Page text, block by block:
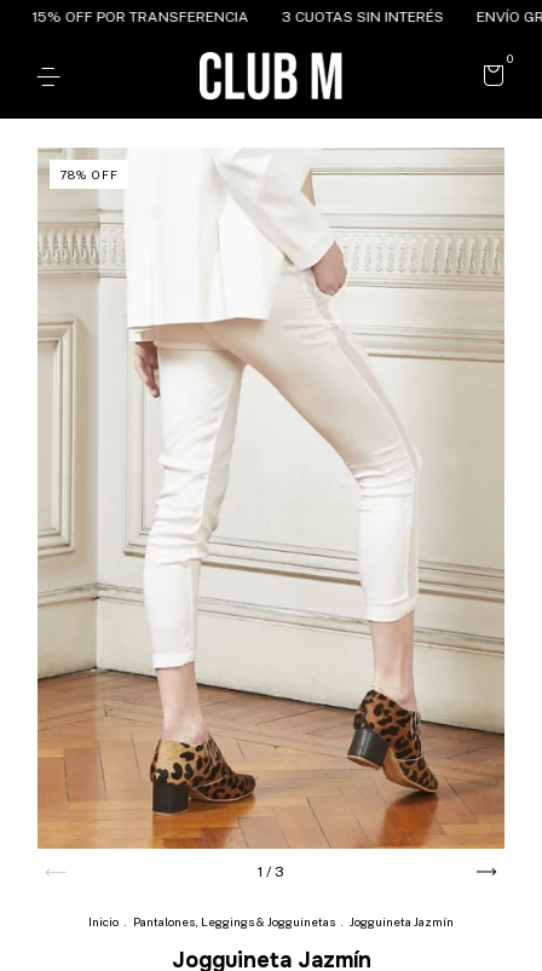
15% OFF POR TRANSFERENCIA 3 CUOTAS SIN INTERÉS ENVÍO
0
78% OFF
1 / 3
Inicio Pantalones, Leggings & Jogguinetas Jogguineta Jazmín
Jogguineta Jazmín